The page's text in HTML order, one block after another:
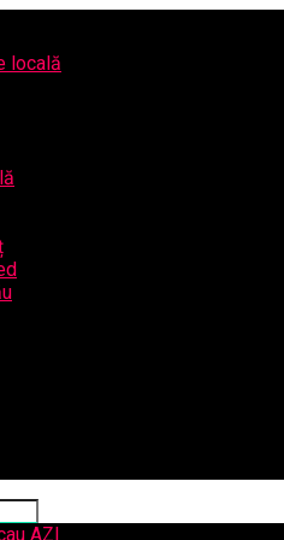
locală